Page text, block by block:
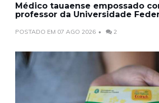
Médico tauaense empossado
professor da Universidade
POSTADO EM 07 AGO 2026 2